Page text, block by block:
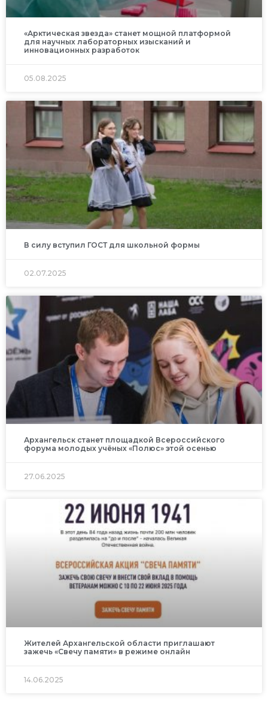
«Арктическая звезда» станет мощной платформой
для научных лабораторных изысканий и
инновационных разработок
05.08.2025
В силу вступил ГОСТ для школьной формы
02.07.2025
Архангельск станет площадкой Всероссийского
форума молодых учёных «Полюс» этой осенью
27.06.2025
Жителей Архангельской области приглашают
зажечь «Свечу памяти» в режиме онлайн
14.06.2025